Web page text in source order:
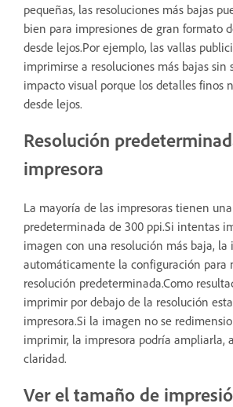
pequeñas, las resoluciones más bajas
bien para impresiones de gran formato
desde lejos.Por ejemplo, las vallas
imprimirse a resoluciones más bajas sin
impacto visual porque los detalles finos
desde lejos.
Resolución
impresora
La mayoría de las impresoras tienen
predeterminada de 300 ppi.Si intentas
imagen con una resolución más baja, la
automáticamente la configuración para
resolución predeterminada.Como
imprimir por debajo de la resolución
impresora.Si la imagen no se
imprimir, la impresora podría ampliarla,
claridad.
Ver el tamaño de